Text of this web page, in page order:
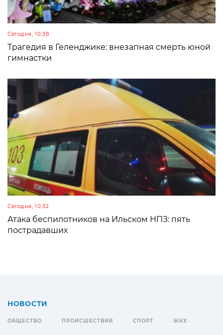
Сегодня, 10:38
Трагедия в Геленджике: внезапная смерть юной
гимнастки
Сегодня, 10:32
Атака беспилотников на Ильском НПЗ: пять
пострадавших
НОВОСТИ
ОБЩЕСТВО ПРОИСШЕСТВИЯ СПОРТ ЖКХ